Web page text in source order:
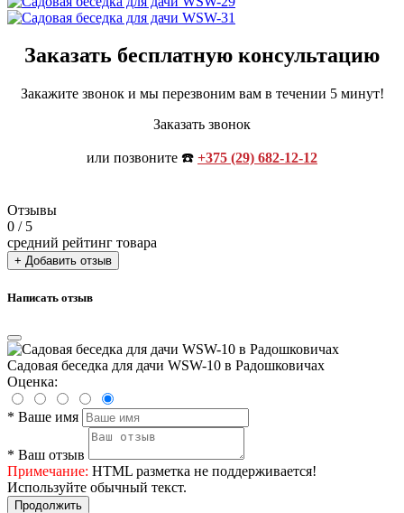
Заказать бесплатную консультацию
Закажите звонок и мы перезвоним вам в течении 5 минут!
Заказать звонок
или позвоните ☎️ +375 (29) 682-12-12
Отзывы
0 / 5
средний рейтинг товара
+ Добавить отзыв
Написать отзыв
Садовая беседка для дачи WSW-10 в Радошковичах
Оценка:
* Ваше имя
* Ваш отзыв
Примечание: HTML разметка не поддерживается!
Используйте обычный текст.
Продолжить